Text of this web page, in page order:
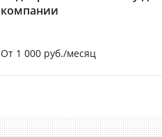
компании
От 1 000 руб./месяц